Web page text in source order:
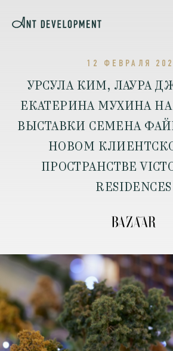
12 ФЕВРАЛЯ
УРСУЛА КИМ, ЛАУРА
ЕКАТЕРИНА МУХИНА
ВЫСТАВКИ СЕМЕНА
НОВОМ
ПРОСТРАНСТВЕ
RESIDENCES